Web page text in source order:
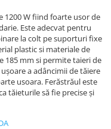
1200 W fiind foarte usor de
Este adecvat pentru
la colt pe suporturi fixe
plastic si materiale de
185 mm si permite taieri de
a adâncimii de tăiere
usoara. Ferăstrăul este
tăieturile să fie precise și